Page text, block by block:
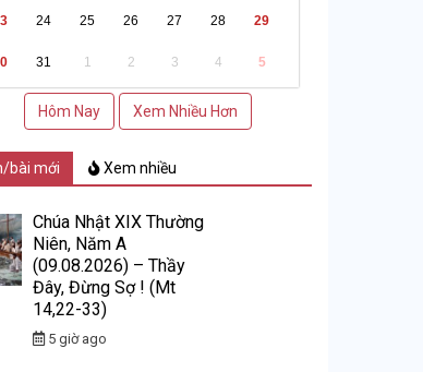
24 25 26 27 28 29
31 1 2 3 4 5
Hôm Nay Xem Nhiều Hơn
bài mới Xem nhiều
Chúa Nhật XIX Thường
Niên, Năm A
(09.08.2026) – Thầy
Đây, Đừng Sợ ! (Mt
14,22-33)
5 giờ ago